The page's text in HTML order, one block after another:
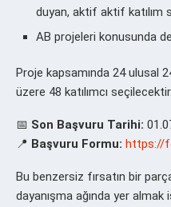
duyan, aktif aktif katılım
AB projeleri konusunda
Proje kapsamında 24 ulusal
üzere 48 katılımcı seçilecektir.
📅 Son Başvuru Tarihi:
📍 Başvuru Formu: https://
Bu benzersiz fırsatın bir
dayanışma ağında yer